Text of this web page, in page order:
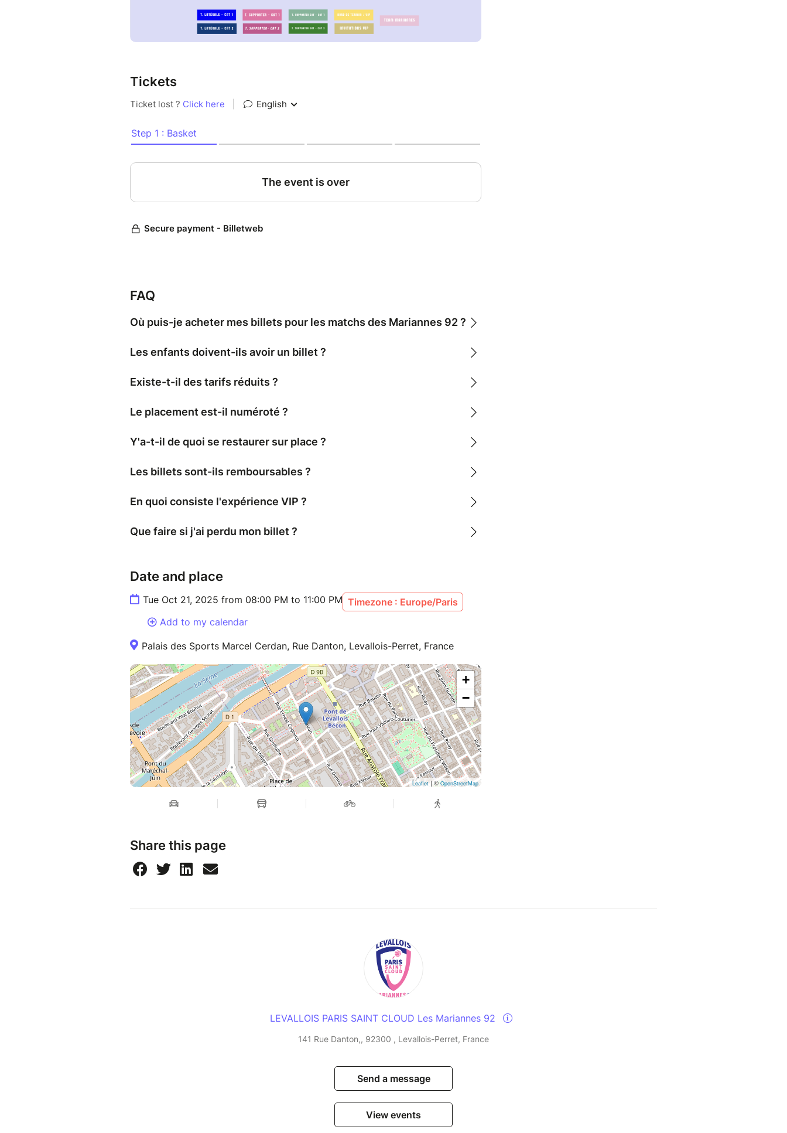
Tickets
FAQ
Où puis-je acheter mes billets pour les matchs des Mariannes 92 ?
Les enfants doivent-ils avoir un billet ?
Existe-t-il des tarifs réduits ?
Le placement est-il numéroté ?
Y'a-t-il de quoi se restaurer sur place ?
Les billets sont-ils remboursables ?
En quoi consiste l'expérience VIP ?
Que faire si j'ai perdu mon billet ?
Date and place
Tue Oct 21, 2025 from 08:00 PM to 11:00 PM Timezone : Europe/Paris
Add to my calendar
Palais des Sports Marcel Cerdan, Rue Danton, Levallois-Perret, France
+
−
Leaflet| ©OpenStreetMap
Share this page
LEVALLOIS PARIS SAINT CLOUD Les Mariannes 92
141 Rue Danton,, 92300 , Levallois-Perret, France
Send a message
View events